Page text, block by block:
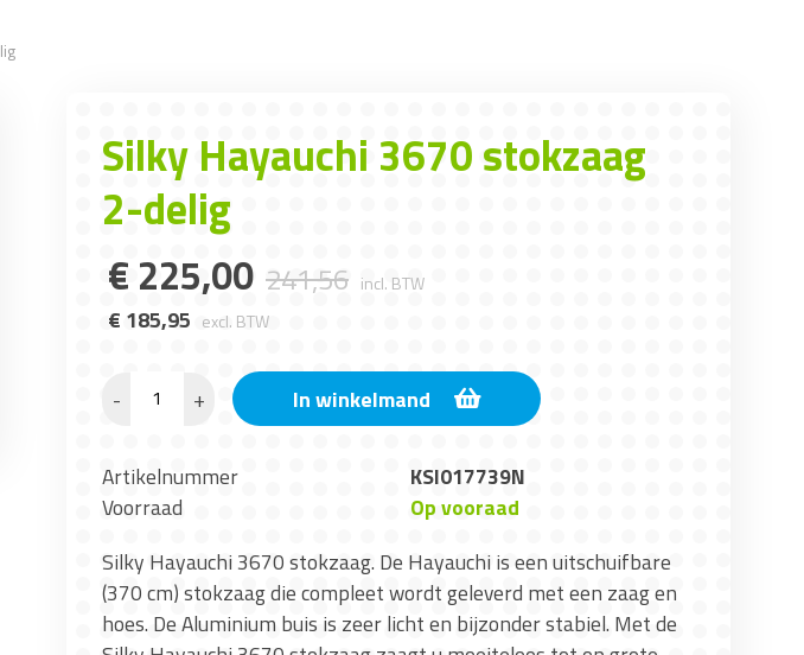
Silky Hayauchi 3670 stokzaag
2-delig
€ 225,00 241,56 incl. BTW
€ 185,95 excl. BTW
- + In winkelmand
Artikelnummer
KSI017739N
Voorraad
Op vooraad
Silky Hayauchi 3670 stokzaag. De Hayauchi is een uitschuifbare
(370 cm) stokzaag die compleet wordt geleverd met een zaag en
hoes. De Aluminium buis is zeer licht en bijzonder stabiel. Met de